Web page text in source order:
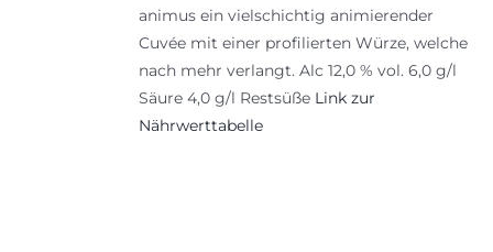
animus ein vielschichtig animierender
Cuvée mit einer profilierten Würze, welche
nach mehr verlangt. Alc 12,0 % vol. 6,0 g/l
Säure 4,0 g/l Restsüße Link zur
Nährwerttabelle